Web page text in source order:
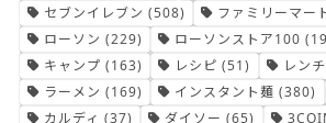
セブンイレブン (508) ファミリーマー
ローソン (229) ローソンストア100
キャンプ (163) レシピ (51) レン
ラーメン (169) インスタント麺 (380)
カルディ (37) ダイソー (65)